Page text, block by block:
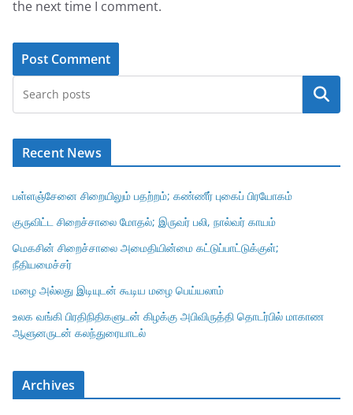
the next time I comment.
Search
Recent News
பள்ளஞ்சேனை சிறையிலும் பதற்றம்; கண்ணீர் புகைப் பிரயோகம்
குருவிட்ட சிறைச்சாலை மோதல்; இருவர் பலி, நால்வர் காயம்
மெகசின் சிறைச்சாலை அமைதியின்மை கட்டுப்பாட்டுக்குள்;
நீதியமைச்சர்
மழை அல்லது இடியுடன் கூடிய மழை பெய்யலாம்
உலக வங்கி பிரதிநிதிகளுடன் கிழக்கு அபிவிருத்தி தொடர்பில் மாகாண
ஆளுனருடன் கலந்துரையாடல்
Archives